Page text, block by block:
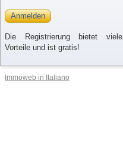
Anmelden
Die Registrierung bietet viele
Vorteile und ist gratis!
Immoweb in Italiano